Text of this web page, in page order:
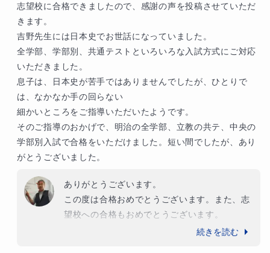
志望校に合格できましたので、感謝の声を投稿させていただ
きます。
吉野先生には日本史でお世話になっていました。
全学部、学部別、共通テストといろいろな入試方式にご対応
いただきました。
息子は、日本史が苦手ではありませんでしたが、ひとりで
は、なかなか手の回らない
細かいところをご指導いただいたようです。
そのご指導のおかげで、明治の全学部、立教の共テ、中央の
学部別入試で合格をいただけました。短い間でしたが、あり
がとうございました。
ありがとうございます。
この度は合格おめでとうございます。また、志
望校への合格もおめでとうございます。
マナリンクで学んだことを大学でもしっかりと
続きを読む